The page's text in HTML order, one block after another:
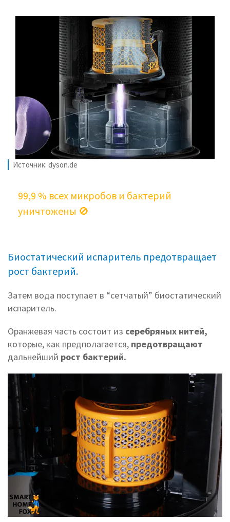
Источник: dyson.de
99,9 % всех микробов и бактерий
уничтожены 🚫
Биостатический испаритель предотвращает
рост бактерий.
Затем вода поступает в “сетчатый” биостатический
испаритель.
Оранжевая часть состоит из серебряных нитей,
которые, как предполагается, предотвращают
дальнейший рост бактерий.